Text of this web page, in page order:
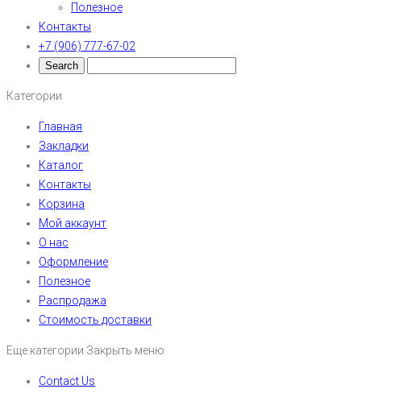
Полезное
Контакты
+7 (906) 777-67-02
Категории
Главная
Закладки
Каталог
Контакты
Корзина
Мой аккаунт
О нас
Оформление
Полезное
Распродажа
Стоимость доставки
Еще категории Закрыть меню
Contact Us